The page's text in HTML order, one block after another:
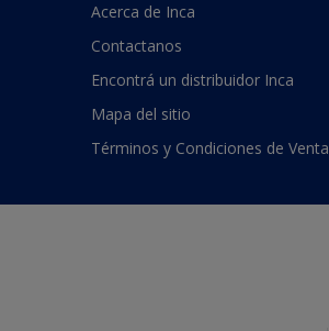
Acerca de Inca
Contactanos
Encontrá un distribuidor Inca
Mapa del sitio
Términos y Condiciones de Venta